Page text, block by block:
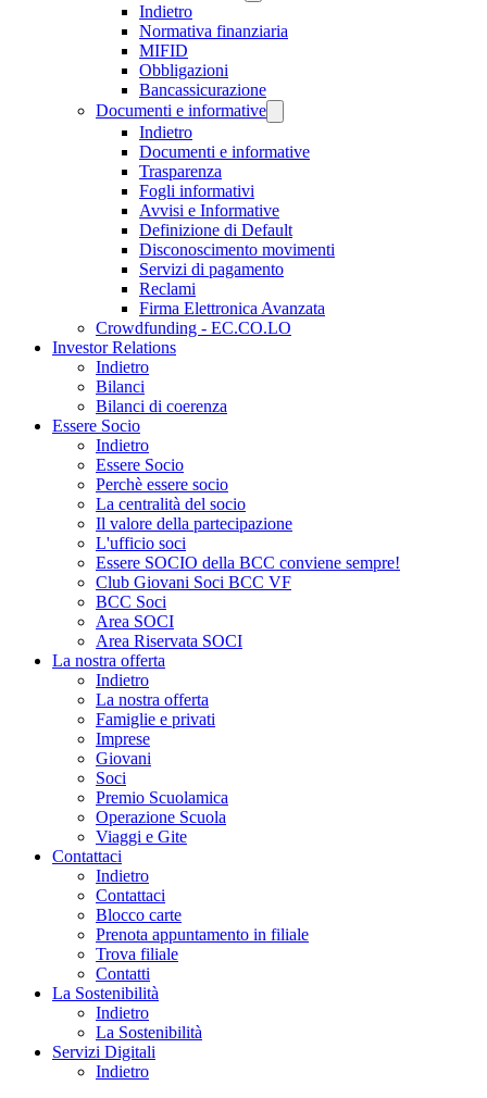
Indietro
Normativa finanziaria
MIFID
Obbligazioni
Bancassicurazione
Documenti e informative
Indietro
Documenti e informative
Trasparenza
Fogli informativi
Avvisi e Informative
Definizione di Default
Disconoscimento movimenti
Servizi di pagamento
Reclami
Firma Elettronica Avanzata
Crowdfunding - EC.CO.LO
Investor Relations
Indietro
Bilanci
Bilanci di coerenza
Essere Socio
Indietro
Essere Socio
Perchè essere socio
La centralità del socio
Il valore della partecipazione
L'ufficio soci
Essere SOCIO della BCC conviene sempre!
Club Giovani Soci BCC VF
BCC Soci
Area SOCI
Area Riservata SOCI
La nostra offerta
Indietro
La nostra offerta
Famiglie e privati
Imprese
Giovani
Soci
Premio Scuolamica
Operazione Scuola
Viaggi e Gite
Contattaci
Indietro
Contattaci
Blocco carte
Prenota appuntamento in filiale
Trova filiale
Contatti
La Sostenibilità
Indietro
La Sostenibilità
Servizi Digitali
Indietro